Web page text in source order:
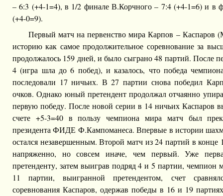
– 6:3 (+4-1=4), в 1/2 финале В.Корчного – 7:4 (+4-1=6) и в
(+4-0=9).
Первый матч на первенство мира Карпов – Каспаров
историю как самое продолжительное соревнование за
продолжалось 159 дней, и было сыграно 48 партий. После
4 (игра шла до 6 побед), и казалось, что победа
последовали 17 ничьих. В 27 партии снова победил
очков. Однако юный претендент продолжал отчаянно
первую победу. После новой серии в 14 ничьих Каспаров
счете +5-3=40 в пользу чемпиона мира матч был
президента ФИДЕ Ф.Кампоманеса. Впервые в истории
остался незавершенным. Второй матч из 24 партий в конце
напряженно, но совсем иначе, чем первый. Уже
претенденту, затем выиграв подряд 4 и 5 партии, чемпион
11 партии, выигранной претендентом, счет
соревнования Каспаров, одержав победы в 16 и 19